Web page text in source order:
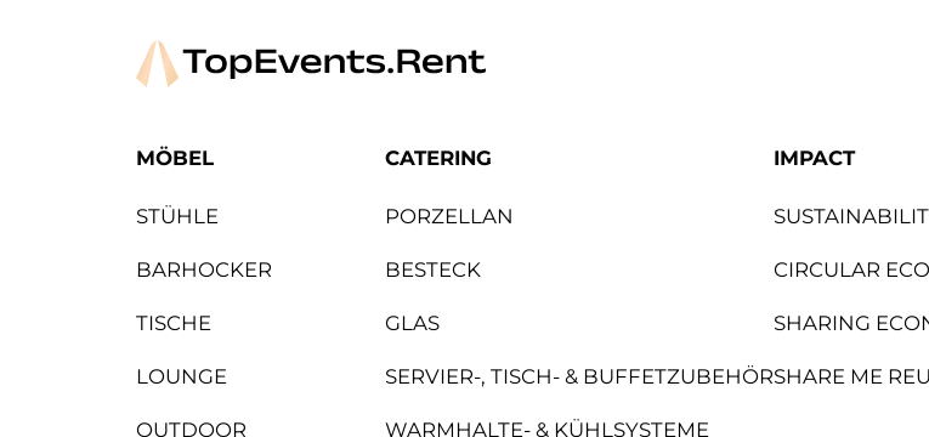
MÖBEL
STÜHLE
BARHOCKER
TISCHE
LOUNGE
OUTDOOR
CATERING
PORZELLAN
BESTECK
GLAS
SERVIER-, TISCH- & BUFFETZUBEHÖR
WARMHALTE- & KÜHLSYSTEME
IMPACT
CIRCULAR
SHARING
SHARE ME